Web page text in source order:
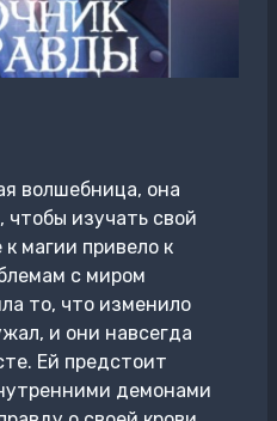
волшебница, она
изучать свой
магии привело к
с миром
то, что изменило
и они навсегда
Ей предстоит
демонами